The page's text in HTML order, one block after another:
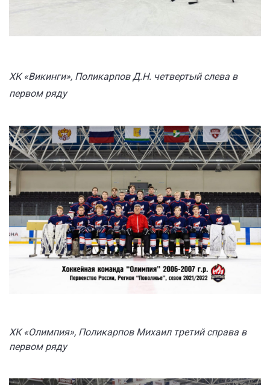
ХК «Викинги», Поликарпов Д.Н. четвертый слева в
первом ряду
ХК «Олимпия», Поликарпов Михаил третий справа в
первом ряду